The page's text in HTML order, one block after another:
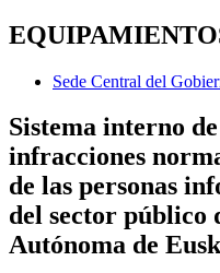
Sede Central del
Sistema interno
infracciones
de las personas
del sector público
Autónoma de